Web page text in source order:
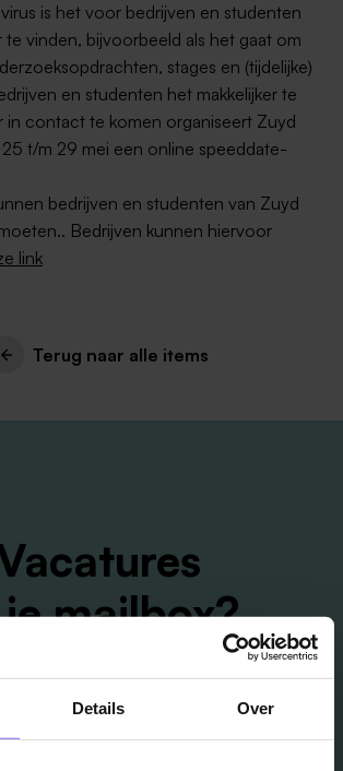
Details Over
is het voor bedrijven en studenten
te vinden, bijvoorbeeld als het gaat om
stages en (tijdelijke)
en studenten het makkelijker te
in contact te komen organiseert Zuyd
t/m 29 mei een online speeddate-
bedrijven en studenten van Zuyd
Bedrijven kunnen hiervoor
link
Terug naar alle items
mailbox?
we houden je op de hoogte